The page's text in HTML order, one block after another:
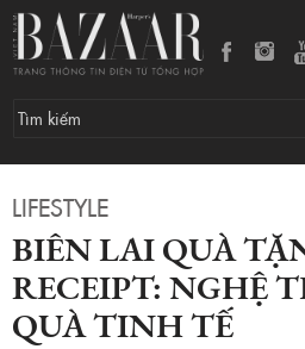
LIFESTYLE
BIÊN LAI QUÀ
RECEIPT: NGHỆ
QUÀ TINH TẾ